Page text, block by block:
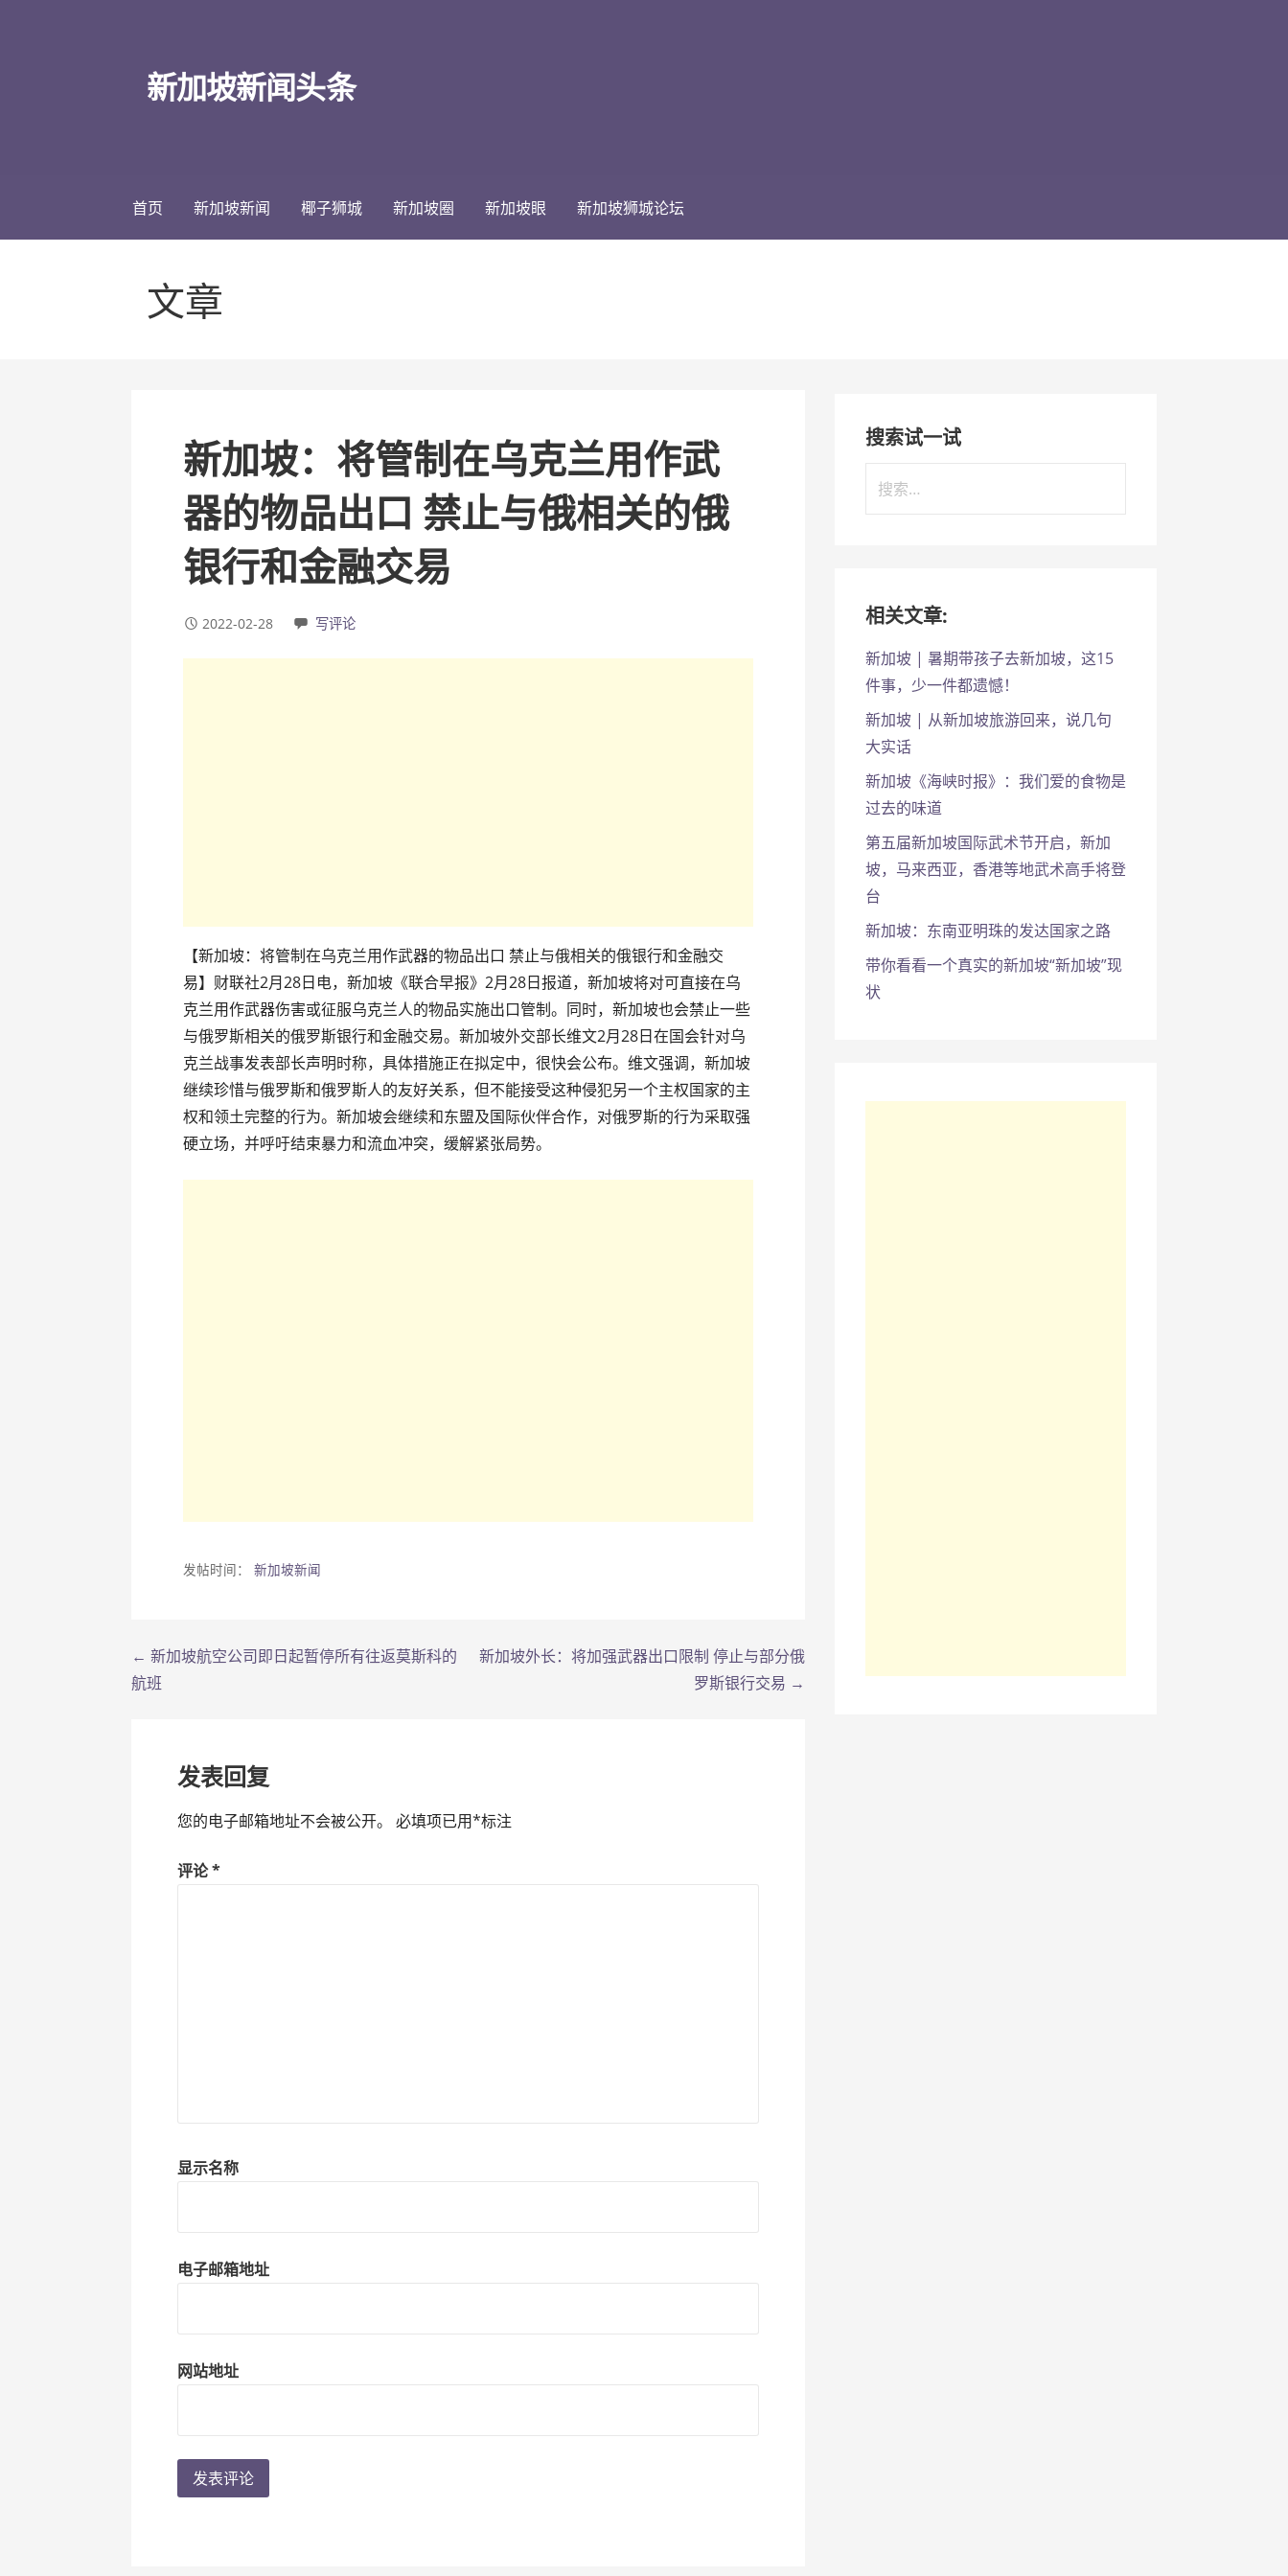
新加坡新闻头条
首页 新加坡新闻 椰子狮城 新加坡圈 新加坡眼 新加坡狮城论坛
文章
新加坡：将管制在乌克兰用作武
器的物品出口 禁止与俄相关的俄
银行和金融交易
2022-02-28 写评论
【新加坡：将管制在乌克兰用作武器的物品出口 禁止与俄相关的俄银行和金融交
易】财联社2月28日电，新加坡《联合早报》2月28日报道，新加坡将对可直接在乌
克兰用作武器伤害或征服乌克兰人的物品实施出口管制。同时，新加坡也会禁止一些
与俄罗斯相关的俄罗斯银行和金融交易。新加坡外交部长维文2月28日在国会针对乌
克兰战事发表部长声明时称，具体措施正在拟定中，很快会公布。维文强调，新加坡
继续珍惜与俄罗斯和俄罗斯人的友好关系，但不能接受这种侵犯另一个主权国家的主
权和领土完整的行为。新加坡会继续和东盟及国际伙伴合作，对俄罗斯的行为采取强
硬立场，并呼吁结束暴力和流血冲突，缓解紧张局势。
发帖时间：新加坡新闻
文
← 新加坡航空公司即日起暂停所有往返莫斯科的
航班
新加坡外长：将加强武器出口限制 停止与部分俄
罗斯银行交易 →
发表回复
您的电子邮箱地址不会被公开。 必填项已用*标注
评论*
显示名称
电子邮箱地址
网站地址
搜索试一试
索
相关文章:
新加坡 | 暑期带孩子去新加坡，这15
件事，少一件都遗憾！
新加坡 | 从新加坡旅游回来，说几句
大实话
新加坡《海峡时报》：我们爱的食物是
过去的味道
第五届新加坡国际武术节开启，新加
坡，马来西亚，香港等地武术高手将登
台
新加坡：东南亚明珠的发达国家之路
带你看看一个真实的新加坡“新加坡”现
状